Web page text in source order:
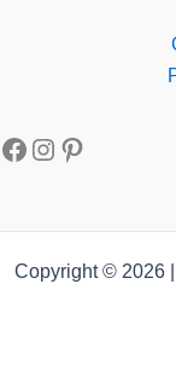
Copyright © 2026